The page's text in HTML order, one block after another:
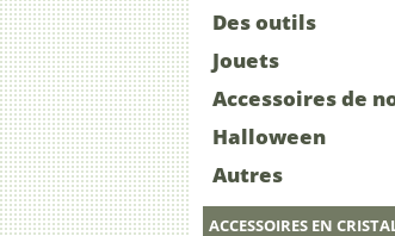
Des outils
Jouets
Accessoires de
Halloween
Autres
ACCESSOIRES EN